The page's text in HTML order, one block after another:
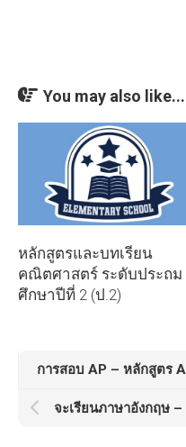
You may also like...
หลักสูตรและบทเรียน
คณิตศาสตร์ ระดับประถม
ศึกษาปีที่ 2 (ป.2)
การสอบ AP – หลักสูตร